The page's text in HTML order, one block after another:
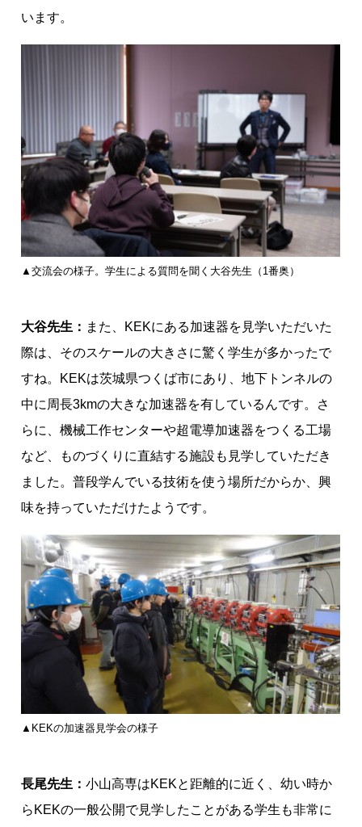
います。
▲交流会の様子。学生による質問を聞く大谷先生（1番奥）
大谷先生： また、KEKにある加速器を見学いただいた
際は、そのスケールの大きさに驚く学生が多かったで
すね。KEKは茨城県つくば市にあり、地下トンネルの
中に周長3kmの大きな加速器を有しているんです。さ
らに、機械工作センターや超電導加速器をつくる工場
など、ものづくりに直結する施設も見学していただき
ました。普段学んでいる技術を使う場所だからか、興
味を持っていただけたようです。
▲KEKの加速器見学会の様子
長尾先生：小山高専はKEKと距離的に近く、幼い時か
らKEKの一般公開で見学したことがある学生も非常に